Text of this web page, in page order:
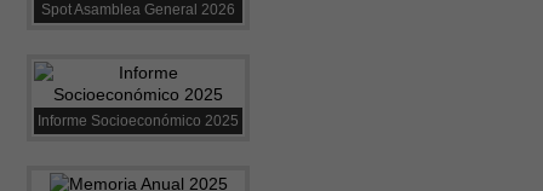
Spot Asamblea General 2026
Informe Socioeconómico 2025